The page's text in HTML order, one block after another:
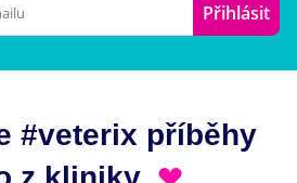
Přihlásit
#veterix příběhy